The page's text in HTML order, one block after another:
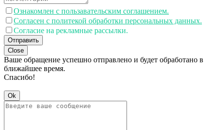
Ознакомлен с пользавательским соглашением.
Согласен с политекой обработки персональных данных.
Согласие на рекламные рассылки.
Отправить
Close
Ваше обращение успешно отправлено и будет обработано в
ближайшее время.
Спасибо!
Ok